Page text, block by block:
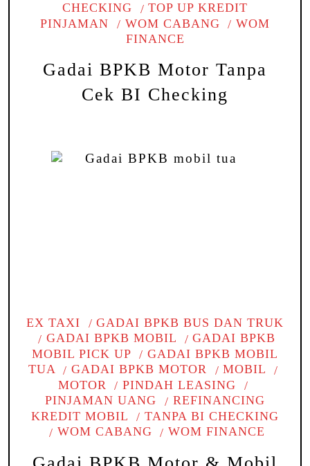
CHECKING
TOP UP KREDIT
PINJAMAN
WOM CABANG
WOM
FINANCE
Gadai BPKB Motor Tanpa
Cek BI Checking
EX TAXI
GADAI BPKB BUS DAN TRUK
GADAI BPKB MOBIL
GADAI BPKB
MOBIL PICK UP
GADAI BPKB MOBIL
TUA
GADAI BPKB MOTOR
MOBIL
MOTOR
PINDAH LEASING
PINJAMAN UANG
REFINANCING
KREDIT MOBIL
TANPA BI CHECKING
WOM CABANG
WOM FINANCE